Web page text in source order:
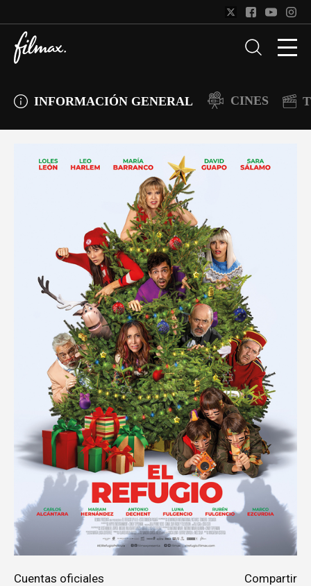
INFORMACIÓN GENERAL CINES
Cuentas oficiales Compartir